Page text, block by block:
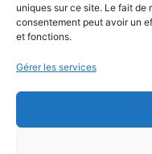
uniques sur ce site. Le fait de
consentement peut avoir un
et fonctions.
Gérer les services